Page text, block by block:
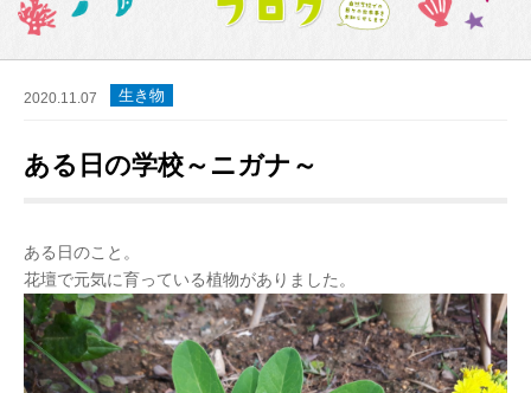
2020.11.07 生き物
ある日の学校～ニガナ～
ある日のこと。
花壇で元気に育っている植物がありました。